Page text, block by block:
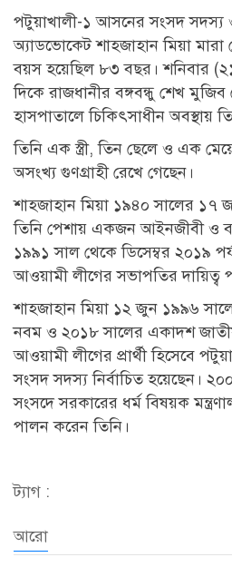
পটুয়াখালী-১ আসনের সংসদ সদস্য ও
অ্যাডভোকেট শাহজাহান মিয়া
বয়স হয়েছিল ৮৩ বছর। শনিবার
দিকে রাজধানীর বঙ্গবন্ধু শেখ মুজিব
হাসপাতালে চিকিৎসাধীন অবস্থায়
তিনি এক স্ত্রী, তিন ছেলে ও এক
অসংখ্য গুণগ্রাহী রেখে গেছেন।
শাহজাহান মিয়া ১৯৪০ সালের ১৭
তিনি পেশায় একজন আইনজীবী ও
১৯৯১ সাল থেকে ডিসেম্বর ২০১৯
আওয়ামী লীগের সভাপতির দায়িত্ব
শাহজাহান মিয়া ১২ জুন ১৯৯৬
নবম ও ২০১৮ সালের একাদশ জাতীয়
আওয়ামী লীগের প্রার্থী হিসেবে
সংসদ সদস্য নির্বাচিত হয়েছেন।
সংসদে সরকারের ধর্ম বিষয়ক
পালন করেন তিনি।
ট্যাগ :
আরো